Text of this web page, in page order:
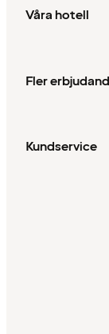
Våra hotell
Fler
Kundservice